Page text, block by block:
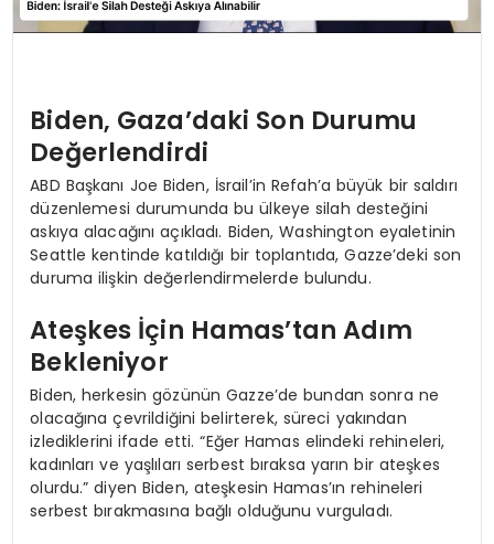
Biden, Gaza’daki Son Durumu
Değerlendirdi
ABD Başkanı Joe Biden, İsrail’in Refah’a büyük bir saldırı
düzenlemesi durumunda bu ülkeye silah desteğini
askıya alacağını açıkladı. Biden, Washington eyaletinin
Seattle kentinde katıldığı bir toplantıda, Gazze’deki son
duruma ilişkin değerlendirmelerde bulundu.
Ateşkes İçin Hamas’tan Adım
Bekleniyor
Biden, herkesin gözünün Gazze’de bundan sonra ne
olacağına çevrildiğini belirterek, süreci yakından
izlediklerini ifade etti. “Eğer Hamas elindeki rehineleri,
kadınları ve yaşlıları serbest bıraksa yarın bir ateşkes
olurdu.” diyen Biden, ateşkesin Hamas’ın rehineleri
serbest bırakmasına bağlı olduğunu vurguladı.